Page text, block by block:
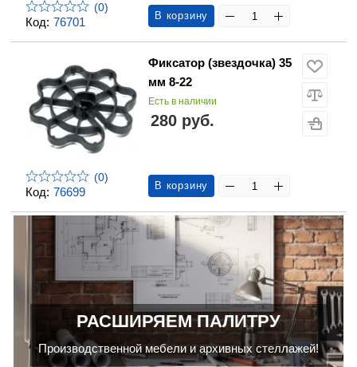
Код: 76701
(0)
В корзину
Код: 76699
(0)
Фиксатор (звездочка) 35
мм 8-22
Есть в наличии
280 руб.
В корзину
РАСШИРЯЕМ ПАЛИТРУ
Производственной мебели и архивных стеллажей!